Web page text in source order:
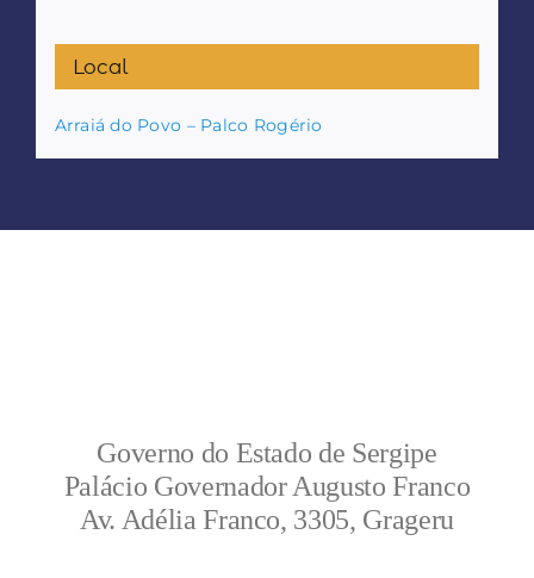
Local
Arraiá do Povo – Palco Rogério
Governo do Estado de Sergipe
Palácio Governador Augusto Franco
Av. Adélia Franco, 3305, Grageru